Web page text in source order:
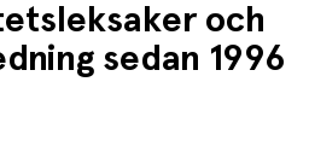
och
sedan 1996